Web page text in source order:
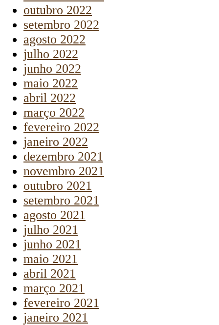
outubro 2022
setembro 2022
agosto 2022
julho 2022
junho 2022
maio 2022
abril 2022
março 2022
fevereiro 2022
janeiro 2022
dezembro 2021
novembro 2021
outubro 2021
setembro 2021
agosto 2021
julho 2021
junho 2021
maio 2021
abril 2021
março 2021
fevereiro 2021
janeiro 2021